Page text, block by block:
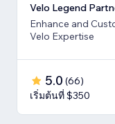
Velo Legend
Enhance and
Velo Expertise
5.0 (66)
เริ่มต้นที่ $350